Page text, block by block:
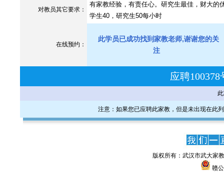
对教员其它要求：
有家教经验，有责任心。研究生最佳，财大的
学生40，研究生50每小时
在线预约：
此学员已成功找到家教老师,谢谢您的关
注
应聘
注意：如果您已应聘此家教，但是未出现在此
版权所有：武汉市武大家
赣